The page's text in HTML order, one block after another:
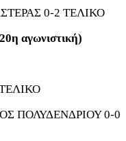
0-2 ΤΕΛΙΚΟ
αγωνιστική)
ΠΟΛΥΔΕΝΔΡΙΟΥ 0-0